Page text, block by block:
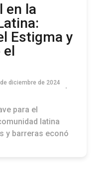
en la
Estigma y
el
diciembre de 2024
para el
latina
y barreras econó